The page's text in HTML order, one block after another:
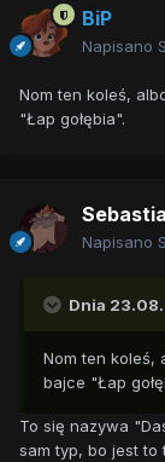
BiP
Napisano
Nom ten koleś,
"Łap gołębia".
Napisano
Dnia
Nom ten koleś,
bajce "Łap
To się nazywa
sam typ, bo jest to